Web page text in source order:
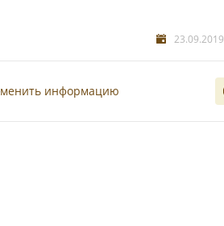
23.09.2019
информацию